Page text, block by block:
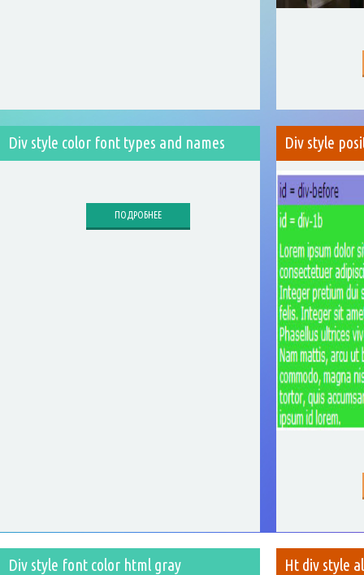
Div style color font types and names
ПОДРОБНЕЕ
Div style
Div style font color html gray Ht div style